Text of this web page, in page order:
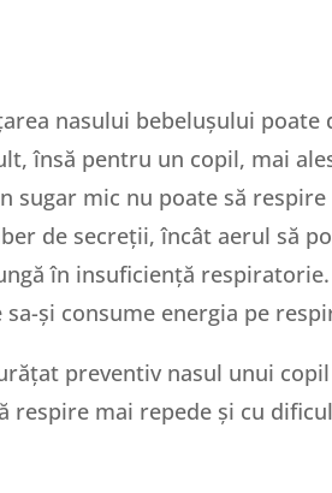
nasului bebelușului poate
însă pentru un copil, mai
sugar mic nu poate să
de secreții, încât aerul să
în insuficiență
și consume energia pe
preventiv nasul unui
respire mai repede și cu